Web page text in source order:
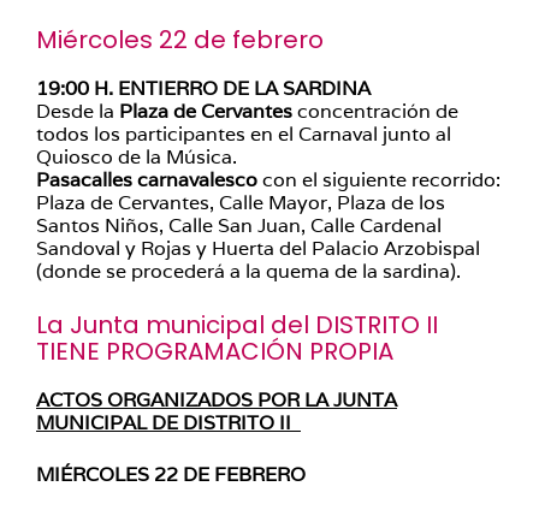
Miércoles 22 de febrero
19:00 H. ENTIERRO DE LA SARDINA
Desde la Plaza de Cervantesconcentración de
todos los participantes en el Carnaval junto al
Quiosco de la Música.
Pasacalles carnavalescocon el siguiente recorrido:
Plaza de Cervantes, Calle Mayor, Plaza de los
Santos Niños, Calle San Juan, Calle Cardenal
Sandoval y Rojas y Huerta del Palacio Arzobispal
(donde se procederá a la quema de la sardina).
La Junta municipal del DISTRITO II
TIENE PROGRAMACIÓN PROPIA
ACTOS ORGANIZADOS POR LA JUNTA
MUNICIPAL DE DISTRITO II
MIÉRCOLES 22 DE FEBRERO